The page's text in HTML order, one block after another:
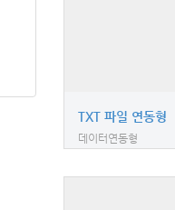
TXT 파일 연동형
데이터연동형